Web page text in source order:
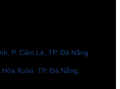
P. Cẩm Lệ, TP. Đà Nẵng.
Xuân, TP. Đà Nẵng.